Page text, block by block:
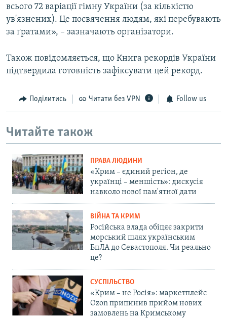
всього 72 варіації гімну України (за кількістю
ув'язнених). Це посвячення людям, які перебувають
за ґратами», – зазначають організатори.
Також повідомляється, що Книга рекордів України
підтвердила готовність зафіксувати цей рекорд.
Поділитись Читати без VPN Follow us
Читайте також
ПРАВА ЛЮДИНИ
«Крим – єдиний регіон, де
українці – меншість»: дискусія
навколо нової пам'ятної дати
ВІЙНА ТА КРИМ
Російська влада обіцяє закрити
морський шлях українським
БпЛА до Севастополя. Чи реально
це?
СУСПІЛЬСТВО
«Крим – не Росія»: маркетплейс
Ozon припинив прийом нових
замовлень на Кримському